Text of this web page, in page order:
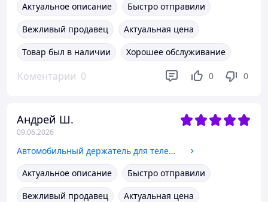
Актуальное описание
Быстро отправили
Вежливый продавец
Актуальная цена
Товар был в наличии
Хорошее обслуживание
Коментарии 0 0 0
Андрей Ш.
09.06.2026
Автомобильный держатель для телефона с поворотом на 360 Mcdodo CM-7220 JCP-02
Актуальное описание
Быстро отправили
Вежливый продавец
Актуальная цена